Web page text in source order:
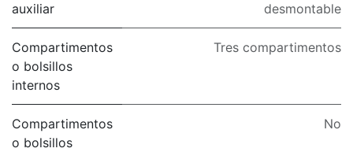
auxiliar
desmontable
Compartimentos
o bolsillos
internos
Tres compartimentos
Compartimentos
o bolsillos
No